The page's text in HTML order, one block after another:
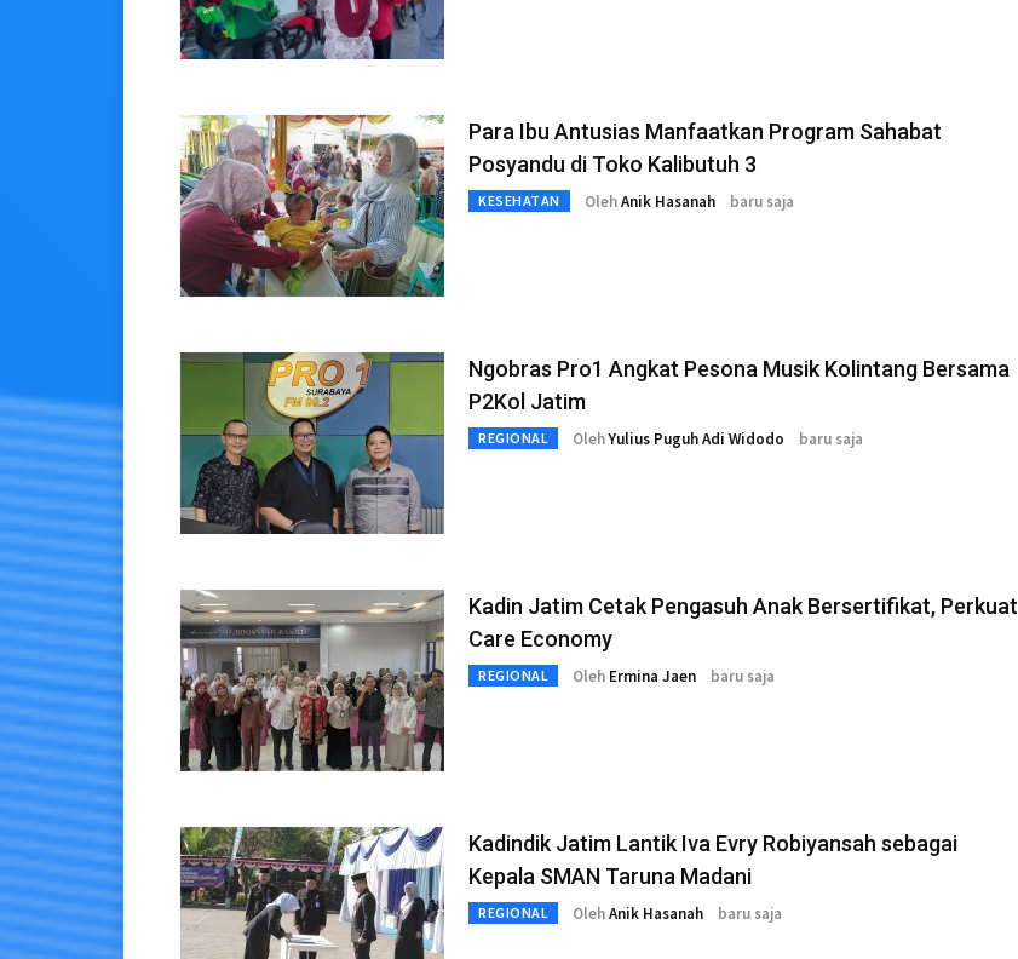
Para Ibu Antusias Manfaatkan Program Sahabat
Posyandu di Toko Kalibutuh 3
KESEHATAN OlehAnik Hasanah baru saja
Ngobras Pro1 Angkat Pesona Musik Kolintang Bersama
P2Kol Jatim
REGIONAL OlehYulius Puguh Adi Widodo baru saja
Kadin Jatim Cetak Pengasuh Anak Bersertifikat, Perkuat
Care Economy
REGIONAL Oleh Ermina Jaen baru saja
Kadindik Jatim Lantik Iva Evry Robiyansah sebagai
Kepala SMAN Taruna Madani
REGIONAL OlehAnik Hasanah baru saja